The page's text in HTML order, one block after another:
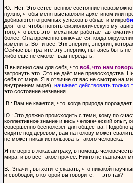
Ю.: Нет. Это естественное состояние
нужно, чтобы меня выставляли архетипом или
добиваются огромных успехов в области микро
для того, чтобы понять физиологическую
того, что весь этот механизм работает
более. Она временно включается, когда
изменить. Вот и всё. Это энергия, энергия,
Сейчас вы тратите эту энергию, пытаясь быть
либо ещё не сможет вам передать.
Я выяснил сам для себя, что всё, что нам
затронуть это. Это не даёт мне превосходства.
себя от мира. Я в отличие от вас не смотрю на
внутреннем мире), начинает действовать только
это состояние незнания.
В.: Вам не кажется, что, когда природа
Ю.: Это должно происходить с теми, кому по
коллективное знание и весь человеческий опыт,
совершенно бесполезен для общества. Подобно
сидите под деревом, вам на голову может
не может никак использовать такого человека.
Я не верю в локасамграху, в помощь
мира, и во всё такое прочее. Никто не назначал
В.: Значит, вы хотите сказать, что никакой
и свободой, о которой вы говорите, — это так?